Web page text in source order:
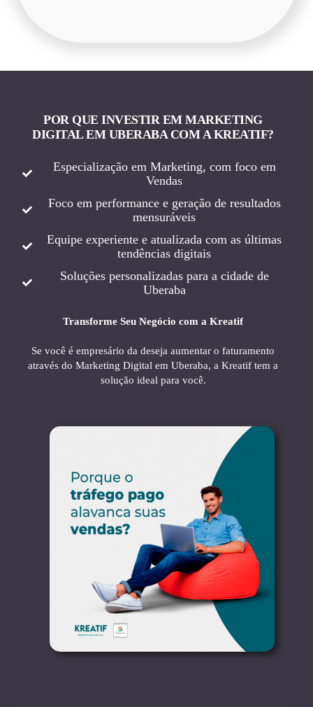
POR QUE INVESTIR EM MARKETING
DIGITAL EM UBERABA COM A KREATIF?
Especialização em Marketing, com foco em
Vendas
Foco em performance e geração de resultados
mensuráveis
Equipe experiente e atualizada com as últimas
tendências digitais
Soluções personalizadas para a cidade de
Uberaba
Transforme Seu Negócio com a Kreatif
Se você é empresário da deseja aumentar o faturamento
através do Marketing Digital em Uberaba, a Kreatif tem a
solução ideal para você.